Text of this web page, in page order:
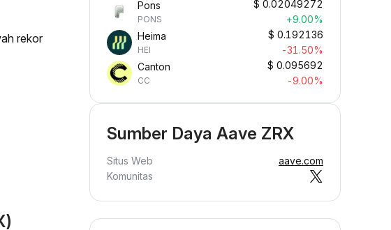
rekor
Pons
PONS
$ 0.02049272
+9.00%
Heima
HEI
$ 0.192136
-31.50%
Canton
CC
$ 0.095692
-9.00%
Sumber Daya Aave ZRX
Situs Web
aave.com
Komunitas